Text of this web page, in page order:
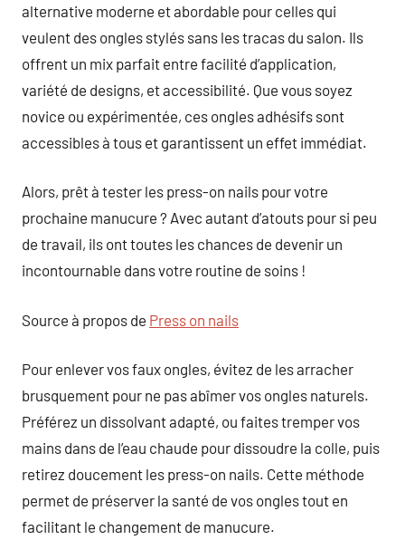
alternative moderne et abordable pour celles qui
veulent des ongles stylés sans les tracas du salon. Ils
offrent un mix parfait entre facilité d’application,
variété de designs, et accessibilité. Que vous soyez
novice ou expérimentée, ces ongles adhésifs sont
accessibles à tous et garantissent un effet immédiat.
Alors, prêt à tester les press-on nails pour votre
prochaine manucure ? Avec autant d’atouts pour si peu
de travail, ils ont toutes les chances de devenir un
incontournable dans votre routine de soins !
Source à propos de Press on nails
Pour enlever vos faux ongles, évitez de les arracher
brusquement pour ne pas abîmer vos ongles naturels.
Préférez un dissolvant adapté, ou faites tremper vos
mains dans de l’eau chaude pour dissoudre la colle, puis
retirez doucement les press-on nails. Cette méthode
permet de préserver la santé de vos ongles tout en
facilitant le changement de manucure.